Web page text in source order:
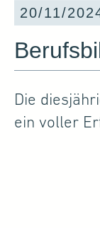
20/11/
Die
ein voller